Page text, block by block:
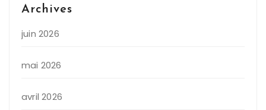
Archives
juin 2026
mai 2026
avril 2026